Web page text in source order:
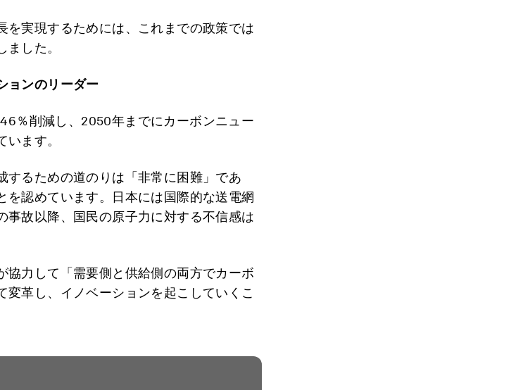
を実現するためには、これまでの政策では
した。
ョンのリーダー
％削減し、2050年までにカーボンニュー
います。
するための道のりは「非常に困難」であ
を認めています。日本には国際的な送電網
事故以降、国民の原子力に対する不信感は
協力して「需要側と供給側の両方でカーボ
変革し、イノベーションを起こしていくこ